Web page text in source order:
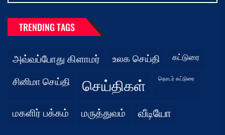
TRENDING TAGS
அவ்வப்போது கிளாமர் உலக செய்தி கட்டுரை
சினிமா செய்தி செய்திகள் தொடர் கட்டுரை
மகளிர் பக்கம் மருத்துவம் வீடியோ